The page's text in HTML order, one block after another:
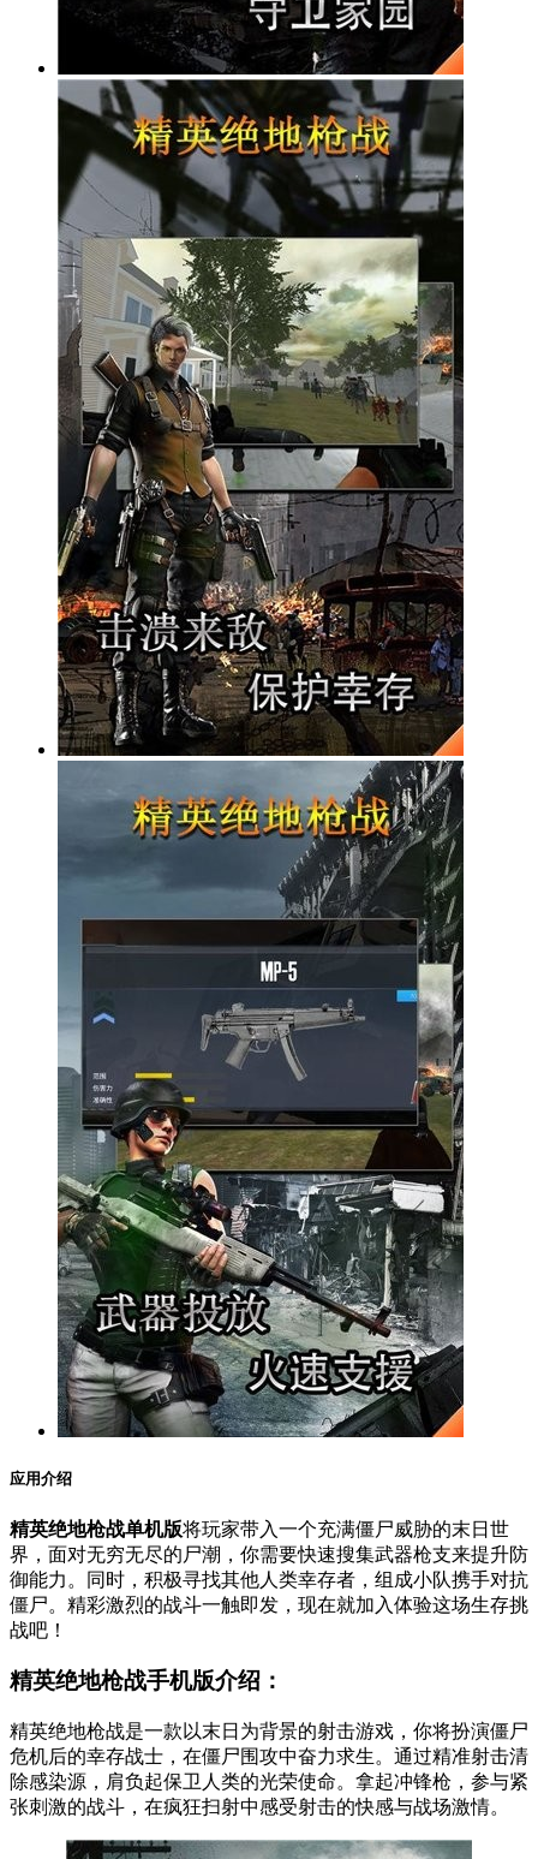
应用介绍
精英绝地枪战单机版将玩家带入一个充满僵尸威胁的末日世
界，面对无穷无尽的尸潮，你需要快速搜集武器枪支来提升防
御能力。同时，积极寻找其他人类幸存者，组成小队携手对抗
僵尸。精彩激烈的战斗一触即发，现在就加入体验这场生存挑
战吧！
精英绝地枪战手机版介绍：
精英绝地枪战是一款以末日为背景的射击游戏，你将扮演僵尸
危机后的幸存战士，在僵尸围攻中奋力求生。通过精准射击清
除感染源，肩负起保卫人类的光荣使命。拿起冲锋枪，参与紧
张刺激的战斗，在疯狂扫射中感受射击的快感与战场激情。